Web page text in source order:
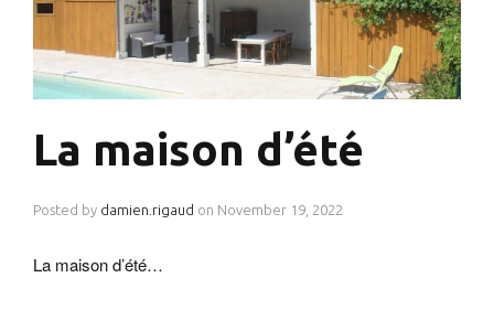
La maison d’été
Posted by damien.rigaud on November 19, 2022
La maison d’été…